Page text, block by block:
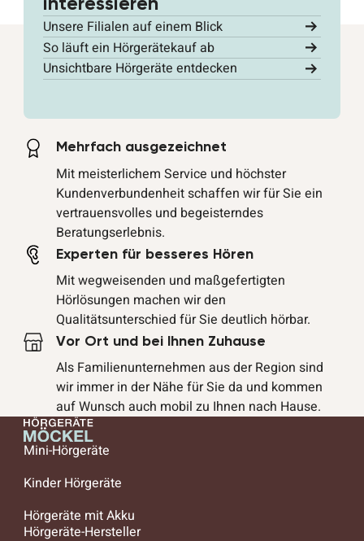
Unsere Filialen auf einem Blick
So läuft ein Hörgerätekauf ab
Unsichtbare Hörgeräte entdecken
Mehrfach ausgezeichnet
Mit meisterlichem Service und höchster
Kundenverbundenheit schaffen wir für Sie ein
vertrauensvolles und begeisterndes
Beratungserlebnis.
Experten für besseres Hören
Mit wegweisenden und maßgefertigten
Hörlösungen machen wir den
Qualitätsunterschied für Sie deutlich hörbar.
Vor Ort und bei Ihnen Zuhause
Als Familienunternehmen aus der Region sind
wir immer in der Nähe für Sie da und kommen
auf Wunsch auch mobil zu Ihnen nach Hause.
Mini-Hörgeräte
Kinder Hörgeräte
Hörgeräte mit Akku
Hörgeräte-Hersteller